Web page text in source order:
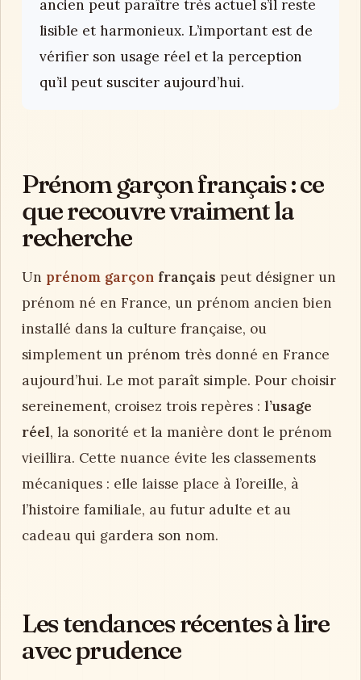
ancien peut paraître très actuel s’il reste
lisible et harmonieux. L’important est de
vérifier son usage réel et la perception
qu’il peut susciter aujourd’hui.
Prénom garçon français : ce
que recouvre vraiment la
recherche
Un prénom garçon français peut désigner un
prénom né en France, un prénom ancien bien
installé dans la culture française, ou
simplement un prénom très donné en France
aujourd’hui. Le mot paraît simple. Pour choisir
sereinement, croisez trois repères : l’usage
réel, la sonorité et la manière dont le prénom
vieillira. Cette nuance évite les classements
mécaniques : elle laisse place à l’oreille, à
l’histoire familiale, au futur adulte et au
cadeau qui gardera son nom.
Les tendances récentes à lire
avec prudence